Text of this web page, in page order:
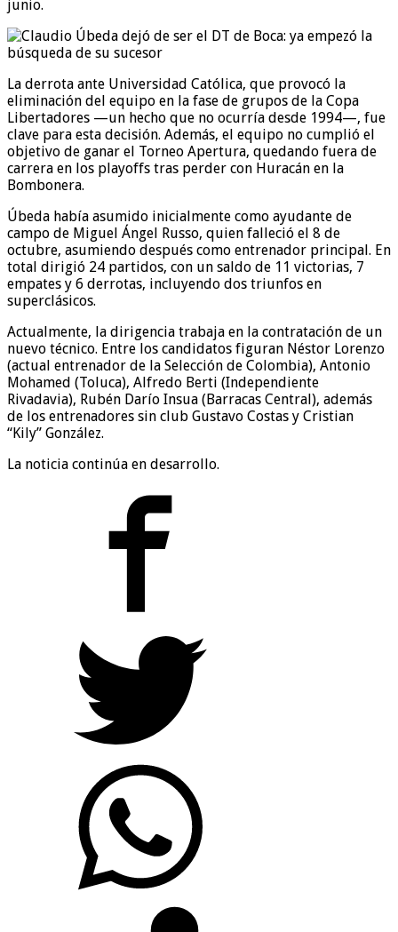
junio.
La derrota ante Universidad Católica, que provocó la
eliminación del equipo en la fase de grupos de la Copa
Libertadores —un hecho que no ocurría desde 1994—, fue
clave para esta decisión. Además, el equipo no cumplió el
objetivo de ganar el Torneo Apertura, quedando fuera de
carrera en los playoffs tras perder con Huracán en la
Bombonera.
Úbeda había asumido inicialmente como ayudante de
campo de Miguel Ángel Russo, quien falleció el 8 de
octubre, asumiendo después como entrenador principal. En
total dirigió 24 partidos, con un saldo de 11 victorias, 7
empates y 6 derrotas, incluyendo dos triunfos en
superclásicos.
Actualmente, la dirigencia trabaja en la contratación de un
nuevo técnico. Entre los candidatos figuran Néstor Lorenzo
(actual entrenador de la Selección de Colombia), Antonio
Mohamed (Toluca), Alfredo Berti (Independiente
Rivadavia), Rubén Darío Insua (Barracas Central), además
de los entrenadores sin club Gustavo Costas y Cristian
“Kily” González.
La noticia continúa en desarrollo.